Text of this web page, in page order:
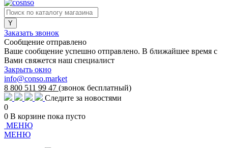
Заказать звонок
Сообщение отправлено
Ваше сообщение успешно отправлено. В ближайшее время с
Вами свяжется наш специалист
Закрыть окно
info@conso.market
8 800 511 99 47 (звонок бесплатный)
Следите за новостями
0
0 В корзине пока пусто
МЕНЮ
МЕНЮ